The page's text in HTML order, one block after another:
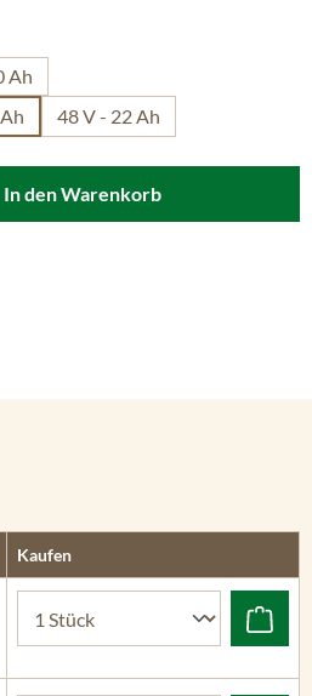
Ah
48 V - 22 Ah
In den Warenkorb
Kaufen